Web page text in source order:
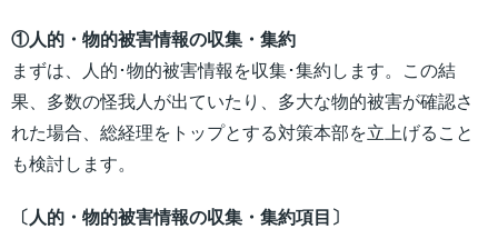
①人的・物的被害情報の収集・集約
まずは、人的･物的被害情報を収集･集約します。この結
果、多数の怪我人が出ていたり、多大な物的被害が確認さ
れた場合、総経理をトップとする対策本部を立上げること
も検討します。
〔人的・物的被害情報の収集・集約項目〕